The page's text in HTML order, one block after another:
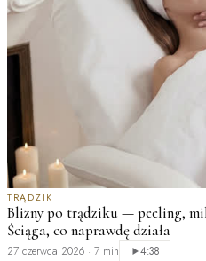
TRĄDZIK
Blizny po trądziku — peeling,
Ściąga, co naprawdę działa
27 czerwca 2026 · 7 min 4:38